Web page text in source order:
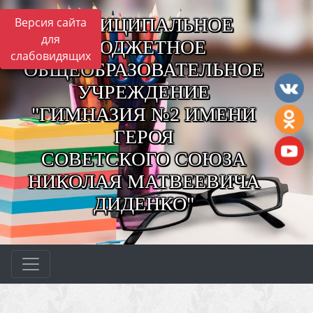
Версия сайта
для
слабовидящих
МУНИЦИПАЛЬНОЕ
БЮДЖЕТНОЕ
ОБЩЕОБРАЗОВАТЕЛЬНОЕ
УЧРЕЖДЕНИЕ
"ГИМНАЗИЯ №2 ИМЕНИ
ГЕРОЯ
СОВЕТСКОГО СОЮЗА
НИКОЛАЯ МАТВЕЕВИЧА
ДИДЕНКО"